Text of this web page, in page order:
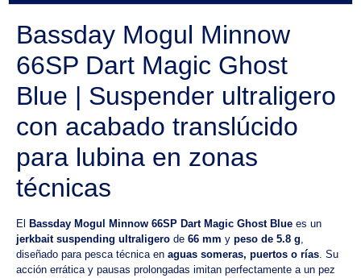
Bassday Mogul Minnow
66SP Dart Magic Ghost
Blue | Suspender ultraligero
con acabado translúcido
para lubina en zonas
técnicas
El Bassday Mogul Minnow 66SP Dart Magic Ghost Blue es un
jerkbait suspending ultraligero de 66 mm y peso de 5.8 g,
diseñado para pesca técnica en aguas someras, puertos o rías. Su
acción errática y pausas prolongadas imitan perfectamente a un pez